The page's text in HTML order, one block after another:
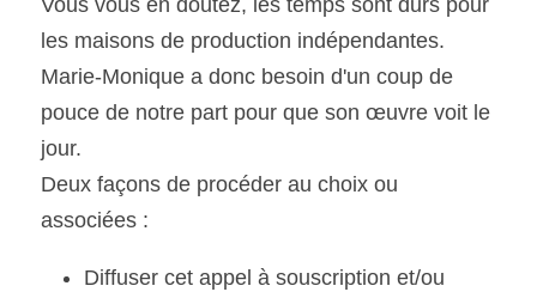
Vous vous en doutez, les temps sont durs pour
les maisons de production indépendantes.
Marie-Monique a donc besoin d'un coup de
pouce de notre part pour que son œuvre voit le
jour.
Deux façons de procéder au choix ou
associées :
Diffuser cet appel à souscription et/ou